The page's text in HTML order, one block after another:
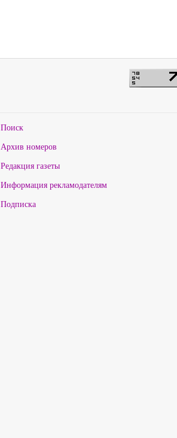
Поиск
Архив номеров
Редакция газеты
Информация рекламодателям
Подписка